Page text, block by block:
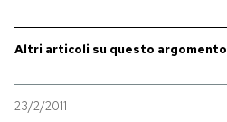
PODCAST
NEWSLETTER
Altri articoli su questo argomento
23/2/2011